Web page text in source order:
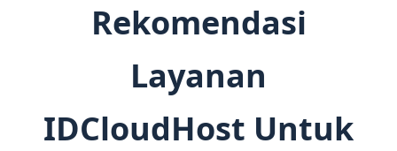
Rekomendasi
Layanan
IDCloudHost Untuk